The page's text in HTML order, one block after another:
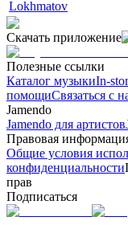
Lokhmatov
Скачать приложение
Полезные ссылки
Каталог музыкиIn-
помощиСвязаться с
Jamendo
Jamendo для артистов
Правовая
Общие условия
конфиденциальности
прав
Подписаться